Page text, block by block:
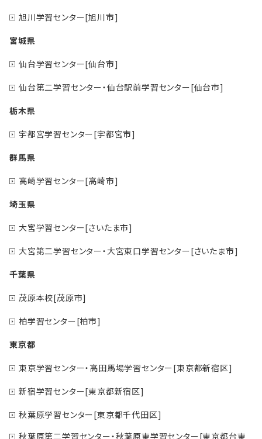
旭川学習センター[旭川市]
宮城県
仙台学習センター[仙台市]
仙台第二学習センター・仙台駅前学習センター[仙台市]
栃木県
宇都宮学習センター[宇都宮市]
群馬県
高崎学習センター[高崎市]
埼玉県
大宮学習センター[さいたま市]
大宮第二学習センター・大宮東口学習センター[さいたま市]
千葉県
茂原本校[茂原市]
柏学習センター[柏市]
東京都
東京学習センター・高田馬場学習センター[東京都新宿区]
新宿学習センター[東京都新宿区]
秋葉原学習センター[東京都千代田区]
秋葉原第二学習センター・秋葉原東学習センター[東京都台東